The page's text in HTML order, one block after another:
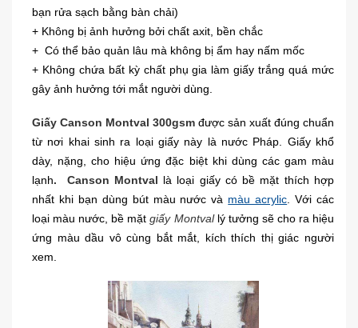
bạn rửa sạch bằng bàn chải)
+ Không bị ảnh hưởng bởi chất axit, bền chắc
+ Có thể bảo quản lâu mà không bị ẩm hay nấm mốc
+ Không chứa bất kỳ chất phụ gia làm giấy trắng quá mức
gây ảnh hưởng tới mắt người dùng.
Giấy Canson Montval 300gsm được sản xuất đúng chuẩn
từ nơi khai sinh ra loại giấy này là nước Pháp. Giấy khổ
dày, nặng, cho hiệu ứng đặc biệt khi dùng các gam màu
lạnh. Canson Montval là loại giấy có bề mặt thích hợp
nhất khi bạn dùng bút màu nước và màu acrylic . Với các
loại màu nước, bề mặtgiấy Montvallý tưởng sẽ cho ra hiệu
ứng màu dầu vô cùng bắt mắt, kích thích thị giác người
xem.